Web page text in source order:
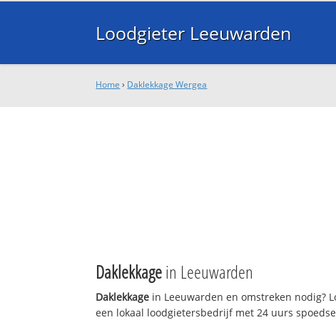
Loodgieter Leeuwarden
Home › Daklekkage Wergea
Daklekkagein Leeuwarden
Daklekkage in Leeuwarden en omstreken nodig?
een lokaal loodgietersbedrijf met 24 uurs